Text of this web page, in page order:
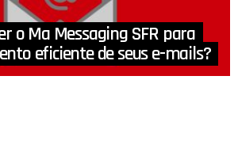
o Ma Messaging SFR para
eficiente de seus e-mails?